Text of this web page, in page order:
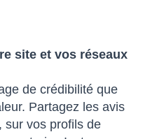
site et vos réseaux
de crédibilité que
Partagez les avis
sur vos profils de